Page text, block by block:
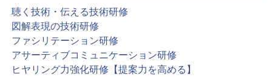
聴く技術・伝える技術研修
図解表現の技術研修
ファシリテーション研修
アサーティブコミュニケーション研修
ヒヤリング力強化研修【提案力を高める】